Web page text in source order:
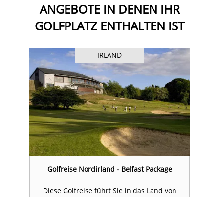
ANGEBOTE IN DENEN IHR
GOLFPLATZ ENTHALTEN IST
IRLAND
Golfreise Nordirland - Belfast Package
Diese Golfreise führt Sie in das Land von